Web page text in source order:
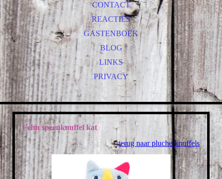
CONTACT
REACTIES
GASTENBOEK
BLOG
LINKS
PRIVACY
Fehn speenknuffel kat
terug naar pluche/knuffels